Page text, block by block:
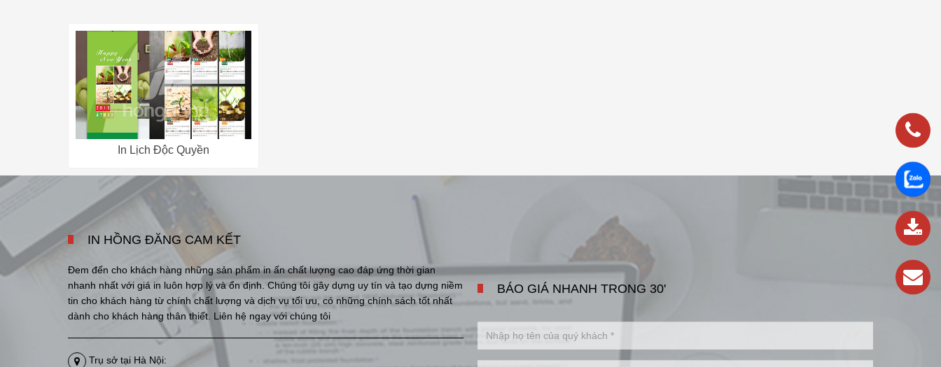
In Lịch Độc Quyền
IN HỒNG ĐĂNG CAM KẾT
Đem đến cho khách hàng những sản phẩm in ấn chất lượng cao đáp ứng thời gian
nhanh nhất với giá in luôn hợp lý và ổn định. Chúng tôi gây dựng uy tín và tạo dựng niềm
tin cho khách hàng từ chính chất lượng và dịch vụ tối ưu, có những chính sách tốt nhất
dành cho khách hàng thân thiết. Liên hệ ngay với chúng tôi
Trụ sở tại Hà Nội:
BÁO GIÁ NHANH TRONG 30'
837
989